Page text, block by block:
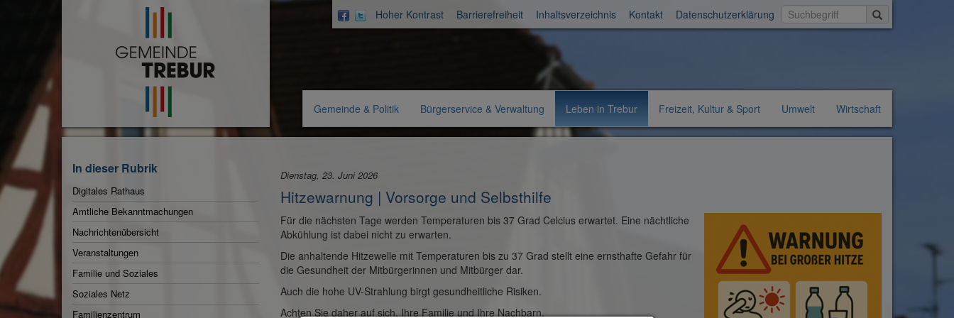
Zur
Hoher Kontrast Barrierefreiheit Inhaltsverzeichnis Kontakt Datenschutzerklärung
Gemeinde & Politik Bürgerservice & Verwaltung
Aktuelle
Leben in Trebur Freizeit, Kultur & Sport Umwelt Wirtschaft
Dienstag, 23. Juni 2026
Hitzewarnung | Vorsorge und Selbsthilfe
Für die nächsten Tage werden Temperaturen bis 37 Grad Celcius erwartet. Eine nächtliche
Abkühlung ist dabei nicht zu erwarten.
Die anhaltende Hitzewelle mit Temperaturen bis zu 37 Grad stellt eine ernsthafte Gefahr für
die Gesundheit der Mitbürgerinnen und Mitbürger dar.
Auch die hohe UV-Strahlung birgt gesundheitliche Risiken.
Achten Sie daher auf sich, Ihre Familie und Ihre Nachbarn.
In dieser Rubrik
Digitales Rathaus
Amtliche Bekanntmachungen
Aktuelle
Rubrik:
Nachrichtenübersicht
Veranstaltungen
Familie und Soziales
Soziales Netz
Familienzentrum